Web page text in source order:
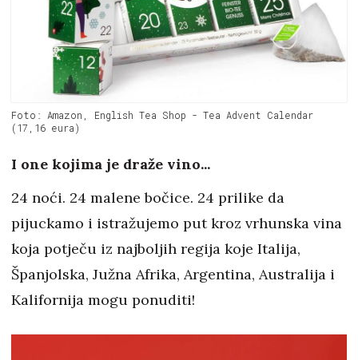
Foto: Amazon, English Tea Shop - Tea Advent Calendar
(17,16 eura)
I one kojima je draže vino...
24 noći. 24 malene bočice. 24 prilike da
pijuckamo i istražujemo put kroz vrhunska vina
koja potječu iz najboljih regija koje Italija,
Španjolska, Južna Afrika, Argentina, Australija i
Kalifornija mogu ponuditi!